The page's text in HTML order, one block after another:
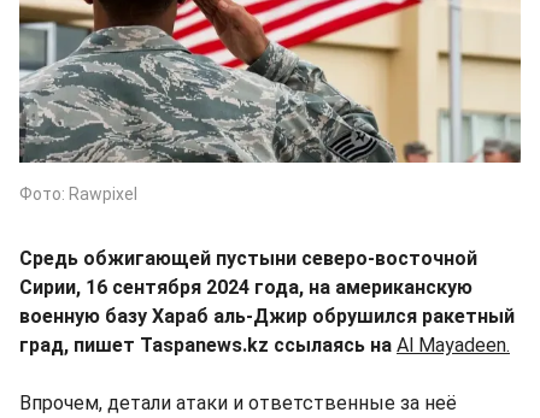
Фото: Rawpixel
Средь обжигающей пустыни северо-восточной
Сирии, 16 сентября 2024 года, на американскую
военную базу Хараб аль-Джир обрушился ракетный
град, пишет Taspanews.kz ссылаясь на Al Mayadeen.
Впрочем, детали атаки и ответственные за неё